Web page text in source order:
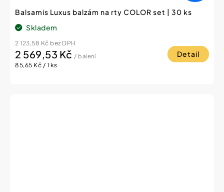
Balsamis Luxus balzám na rty COLOR set | 30 ks
Skladem
2 123,58 Kč bez DPH
2 569,53 Kč / balení
Měrná
85,65 Kč / 1 ks
Detail